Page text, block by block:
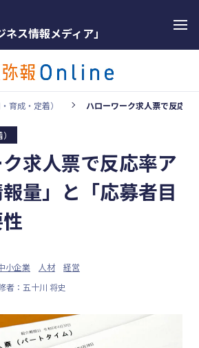
ネス情報メディア」
ップ
・定着）
ップ
ンド
育成・定着） ハローワーク求人票で反応率
求人票で反応率ア
量」と「応募者目
小企業 人材
経営
者：五十川 将史